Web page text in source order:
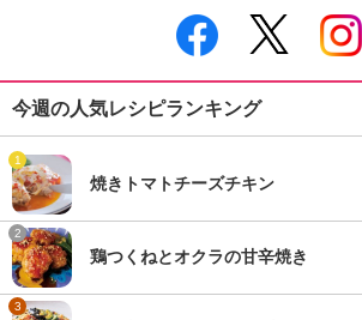
今週の人気レシピランキング
1
焼きトマトチーズチキン
2
鶏つくねとオクラの甘辛焼き
3